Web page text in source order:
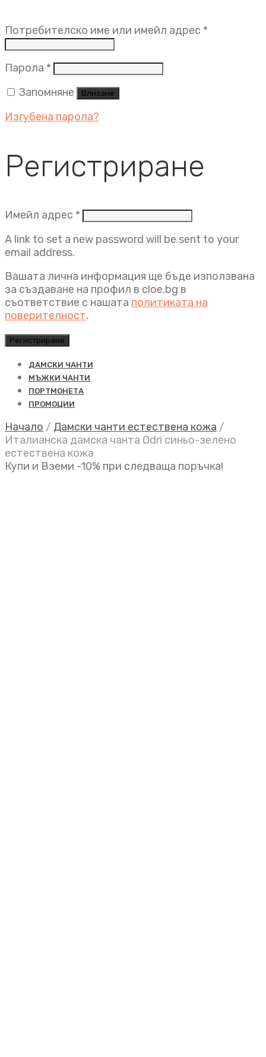
Потребителско име или имейл адрес *
Парола * Задължително
Запомняне
Влизане
Изгубена парола?
Регистриране
Имейл адрес * Задължително
A link to set a new password will be sent to your
email address.
Вашата лична информация ще бъде използвана
за създаване на профил в cloe.bg в
съответствие с нашата политиката на
поверителност.
Регистриране
ДАМСКИ ЧАНТИ
МЪЖКИ ЧАНТИ
ПОРТМОНЕТА
ПРОМОЦИИ
Начало / Дамски чанти естествена кожа /
Италианска дамска чанта Odri синьо-зелено
естествена кожа
Купи и Вземи -10% при следваща поръчка!